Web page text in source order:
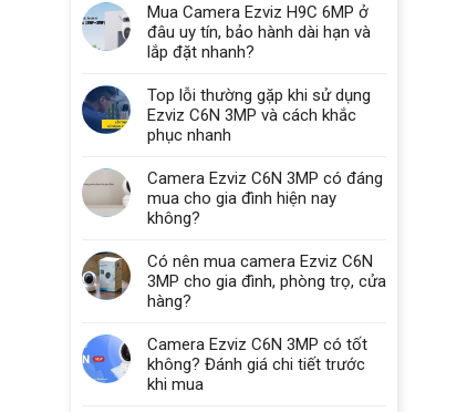
Mua Camera Ezviz H9C 6MP ở
đâu uy tín, bảo hành dài hạn và
lắp đặt nhanh?
Top lỗi thường gặp khi sử dụng
Ezviz C6N 3MP và cách khắc
phục nhanh
Camera Ezviz C6N 3MP có đáng
mua cho gia đình hiện nay
không?
Có nên mua camera Ezviz C6N
3MP cho gia đình, phòng trọ, cửa
hàng?
Camera Ezviz C6N 3MP có tốt
không? Đánh giá chi tiết trước
khi mua